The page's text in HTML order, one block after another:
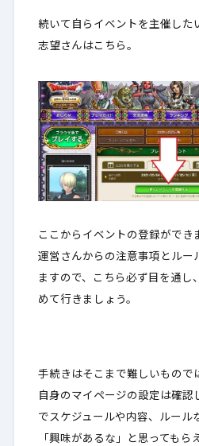
続いて自らイベントを主催し
志望さんはこちら。
ここからイベントの登録がで
運営さんからの注意事項とルー
ます ので、こちら必ず目を通し
めて行きましょう。
手続きはそこまで難しいもの
自身のマイページの設定は確認
でスケジュールや内容、ルール
「興味があるな」と思ってもら